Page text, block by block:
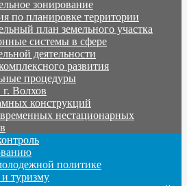
зонирование
по планировке территории
план земельного участка
системы в сфере
деятельности
развития
процедуры
Волхов
конструкций
нестационарных
политике
и туризму